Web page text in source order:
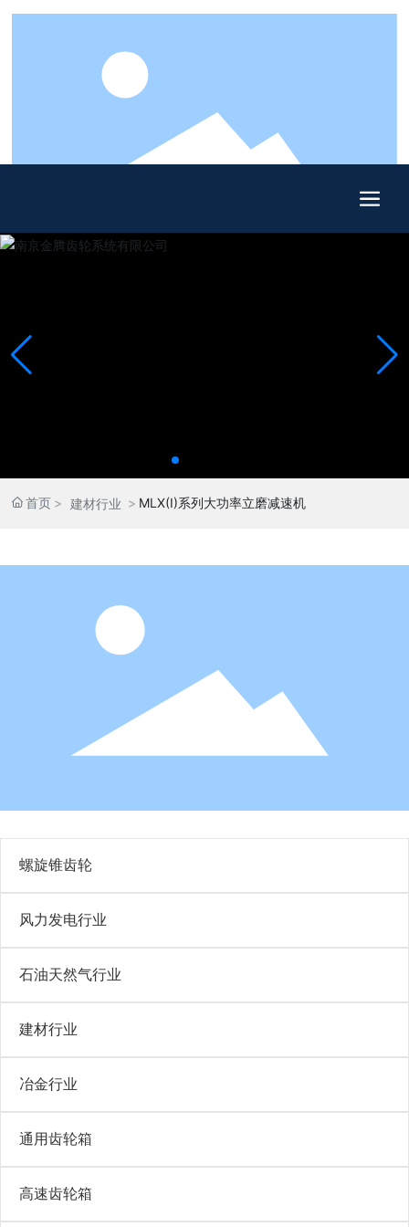
首页 建材行业 MLX(I)系列大功率立磨减速机
螺旋锥齿轮
风力发电行业
石油天然气行业
建材行业
冶金行业
通用齿轮箱
高速齿轮箱